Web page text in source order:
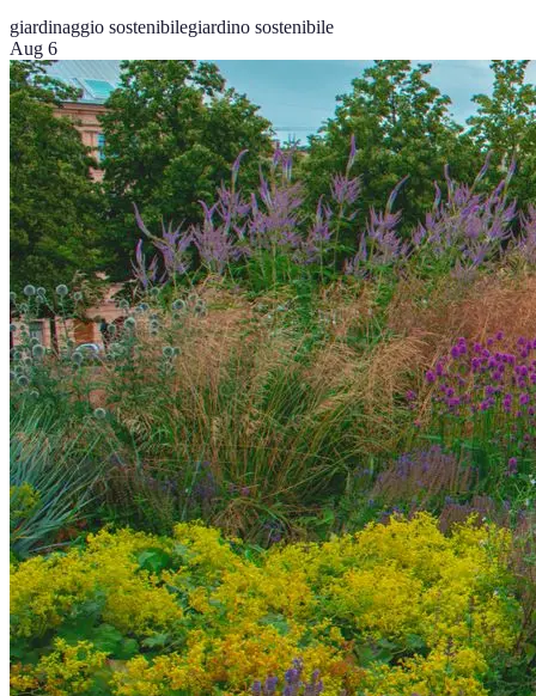
giardinaggio sostenibilegiardino sostenibile
Aug 6